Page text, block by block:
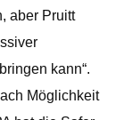
aber Pruitt
kann“.
Möglichkeit